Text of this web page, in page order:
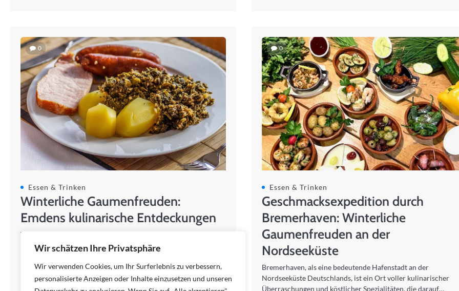
Wir schätzen Ihre Privatsphäre
Wir verwenden Cookies, um Ihr Surferlebnis zu verbessern,
personalisierte Anzeigen oder Inhalte einzusetzen und unseren
0
Essen & Trinken
Winterliche Gaumenfreuden:
Emdens kulinarische Entdeckungen
Während meiner Reisen in diese reizvolle norddeutsche Stadt
konnte ich eine kulinarische Welt entdecken, die reich an
kim 20/01/2024
0
Essen & Trinken
Geschmacksexpedition durch
Bremerhaven: Winterliche
Gaumenfreuden an der
Nordseeküste
Bremerhaven, als eine bedeutende Hafenstadt an der
Nordseeküste Deutschlands, ist ein Ort voller kulinarischer
Überraschungen und köstlicher Spezialitäten, die darauf…